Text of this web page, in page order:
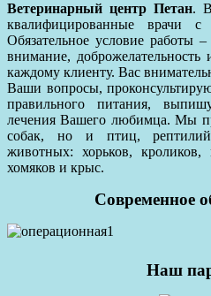
Ветеринарный центр Петан.
квалифицированные врачи
Обязательное условие работы
внимание,
каждому клиенту. Вас
Ваши вопросы,
правильного питания,
лечения Вашего любимца. Мы
собак, но и птиц,
животных: хорьков,
хомяков и крыс.
Современное
Наш